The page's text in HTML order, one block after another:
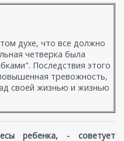
духе, что все должно
четверка была
Последствия этого
тревожность,
своей жизнью и жизнью
ребенка, - советует